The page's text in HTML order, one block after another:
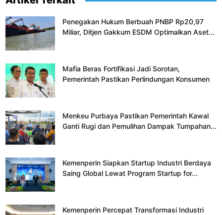
Penegakan Hukum Berbuah PNBP Rp20,97
Miliar, Ditjen Gakkum ESDM Optimalkan Aset...
Mafia Beras Fortifikasi Jadi Sorotan,
Pemerintah Pastikan Perlindungan Konsumen
Menkeu Purbaya Pastikan Pemerintah Kawal
Ganti Rugi dan Pemulihan Dampak Tumpahan...
Kemenperin Siapkan Startup Industri Berdaya
Saing Global Lewat Program Startup for...
Kemenperin Percepat Transformasi Industri